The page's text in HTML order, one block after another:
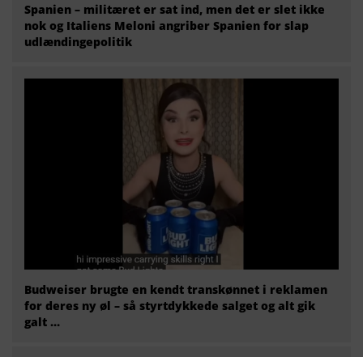
Spanien – militæret er sat ind, men det er slet ikke
nok og Italiens Meloni angriber Spanien for slap
udlændingepolitik
Budweiser brugte en kendt transkønnet i reklamen
for deres ny øl – så styrtdykkede salget og alt gik
galt …